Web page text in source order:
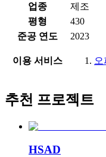
업종
제조
평형
430
준공 연도
2023
이용 서비스
추천 프로젝트
HSAD